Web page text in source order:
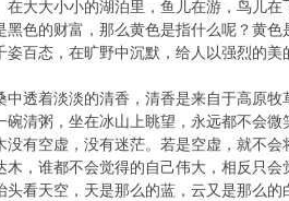
大大小小的湖泊里，鱼儿在游，鸟儿在
色的财富，那么黄色是指什么呢？黄
百态，在旷野中沉默，给人以强烈的
透着淡淡的清香，清香是来自于高原
清粥，坐在冰山上眺望，永远都不会
有空虚，没有迷茫。若是空虚，就不
，谁都不会觉得的自己伟大，相反只
看天空，天是那么的蓝，云又是那么